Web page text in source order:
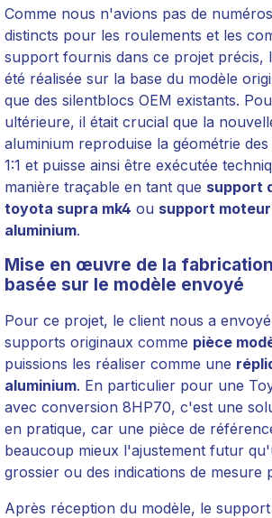
Comme nous n'avions pas de
distincts pour les roulements et les
support fournis dans ce projet précis,
été réalisée sur la base du modèle
que des silentblocs OEM existants.
ultérieure, il était crucial que la
aluminium reproduise la géométrie
1:1 et puisse ainsi être exécutée
manière traçable en tant que support
toyota supra mk4 ou support
aluminium.
Mise en œuvre de la
basée sur le modèle envoyé
Pour ce projet, le client nous a
supports originaux comme pièce
puissions les réaliser comme une
aluminium. En particulier pour une
avec conversion 8HP70, c'est une
en pratique, car une pièce de
beaucoup mieux l'ajustement futur
grossier ou des indications de mesure
Après réception du modèle, le